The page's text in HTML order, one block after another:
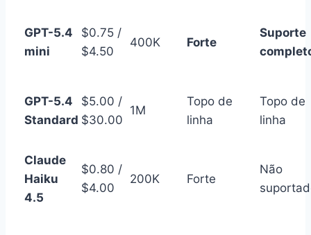
GPT-5.4
mini
$0.75 /
$4.50
400K Forte
Suporte
GPT-5.4
Standard
$5.00 /
$30.00
1M
Topo de
linha
Topo de
linha
Claude
Haiku
4.5
$0.80 /
$4.00
200K Forte
Não